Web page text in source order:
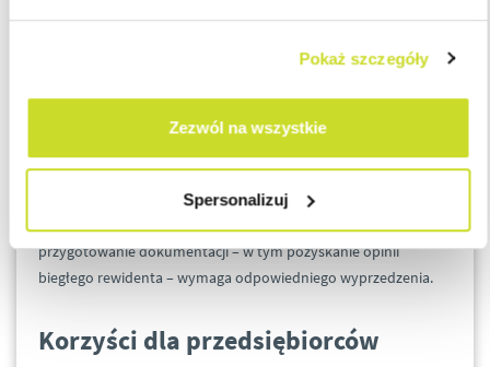
Pokaż szczegóły
Zezwól na wszystkie
Spersonalizuj
ustalenie wartości należnego zwrotu oraz potwierdzenie
wymaganymi załącznikami.
Termin na złożenie wniosku upływa 31 grudnia za poprzedni
rok podatkowy. Choć wydaje się odległy, w praktyce
przygotowanie dokumentacji – w tym pozyskanie opinii
biegłego rewidenta – wymaga odpowiedniego wyprzedzenia.
Korzyści dla przedsiębiorców